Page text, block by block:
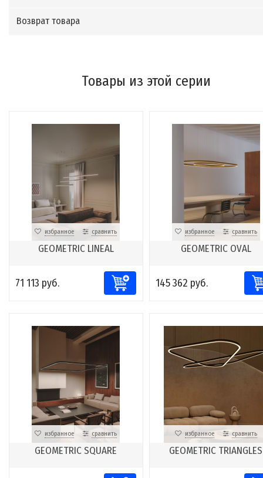
Возврат товара
Товары из этой серии
избранное сравнить
GEOMETRIC LINEAL
71 113 руб.
избранное сравнить
GEOMETRIC OVAL
145 362 руб.
избранное сравнить
GEOMETRIC SQUARE
избранное сравнить
GEOMETRIC TRIANGLES